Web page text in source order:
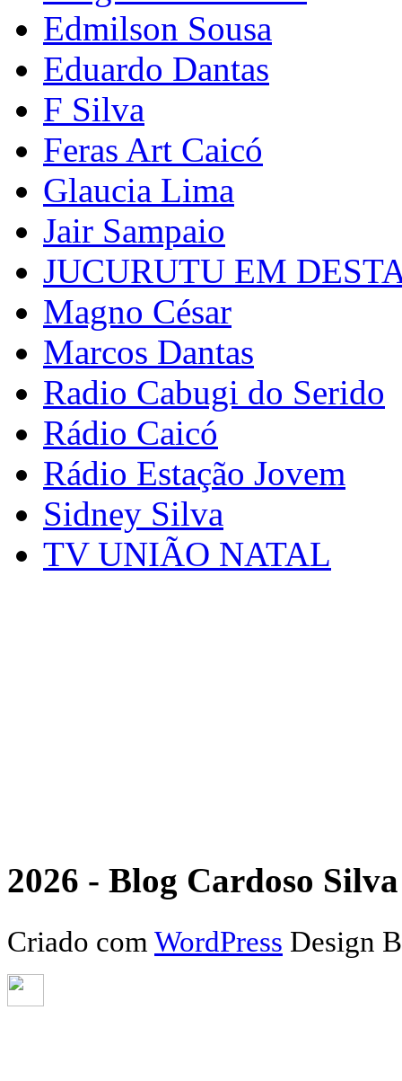
Edmilson Sousa
Eduardo Dantas
F Silva
Feras Art Caicó
Glaucia Lima
Jair Sampaio
JUCURUTU EM
Magno César
Marcos Dantas
Radio Cabugi do Serido
Rádio Caicó
Rádio Estação Jovem
Sidney Silva
TV UNIÃO NATAL
2026 - Blog Cardoso
Criado com WordPress Design